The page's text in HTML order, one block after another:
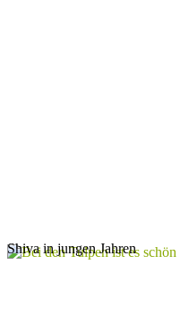
Shiva in jungen Jahren